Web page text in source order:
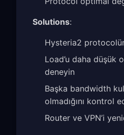
Solutions:
Hysteria2
Load’u daha düşük
deneyin
Başka bandwidth
olmadığını kontrol
Router ve VPN’i